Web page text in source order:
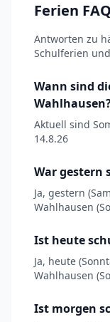
Ferien FAQ
Antworten zu
Schulferien
Wann sind
Aktuell sind
14.8.26
War gestern
Ja, gestern
Wahlhausen
Ist heute
Ja, heute
Wahlhausen
Ist morgen